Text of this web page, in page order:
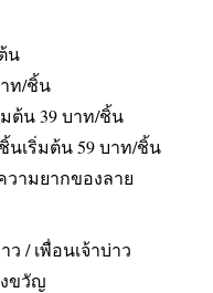
น
าท/ชิ้น
ต้น 39 บาท/ชิ้น
นเริ่มต้น 59 บาท/ชิ้น
ามยากของลาย
ว / เพื่อนเจ้าบ่าว
ขวัญ